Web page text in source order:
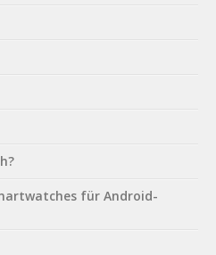
für Android-